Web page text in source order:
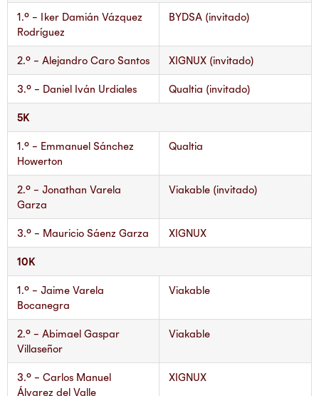
1.° – Iker Damián Vázquez
Rodríguez
BYDSA (invitado)
2.° – Alejandro Caro Santos XIGNUX (invitado)
3.° – Daniel Iván Urdiales Qualtia (invitado)
5K
1.° – Emmanuel Sánchez
Howerton
Qualtia
2.° – Jonathan Varela
Garza
Viakable (invitado)
3.° – Mauricio Sáenz Garza XIGNUX
10K
1.° – Jaime Varela
Bocanegra
Viakable
2.° – Abimael Gaspar
Villaseñor
Viakable
3.° – Carlos Manuel
Álvarez del Valle
XIGNUX